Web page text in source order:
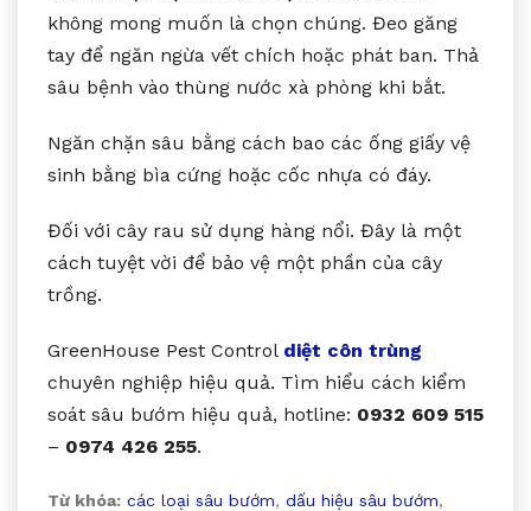
không mong muốn là chọn chúng. Đeo găng
tay để ngăn ngừa vết chích hoặc phát ban. Thả
sâu bệnh vào thùng nước xà phòng khi bắt.
Ngăn chặn sâu bằng cách bao các ống giấy vệ
sinh bằng bìa cứng hoặc cốc nhựa có đáy.
Đối với cây rau sử dụng hàng nổi. Đây là một
cách tuyệt vời để bảo vệ một phần của cây
trồng.
GreenHouse Pest Control diệt côn trùng
chuyên nghiệp hiệu quả. Tìm hiểu cách kiểm
soát sâu bướm hiệu quả, hotline: 0932 609 515
– 0974 426 255.
Từ khóa: các loại sâu bướm, dấu hiệu sâu bướm,